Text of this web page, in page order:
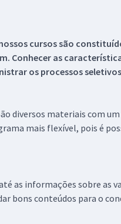
cursos são
Conhecer as
os processos
diversos materiais com
mais flexível, pois é
as informações sobre as
bons conteúdos para o